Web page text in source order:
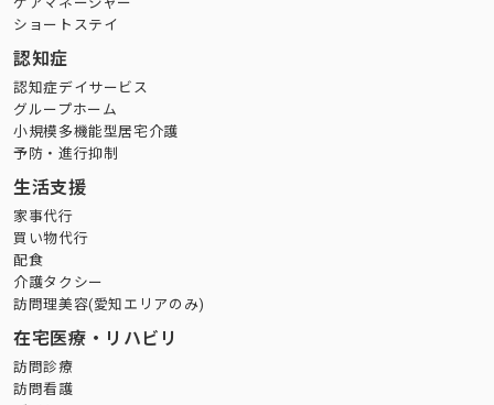
ショートステイ
認知症
認知症デイサービス
グループホーム
小規模多機能型居宅介護
予防・進行抑制
生活支援
家事代行
買い物代行
配食
介護タクシー
訪問理美容(愛知エリアのみ)
在宅医療・リハビリ
訪問診療
訪問看護